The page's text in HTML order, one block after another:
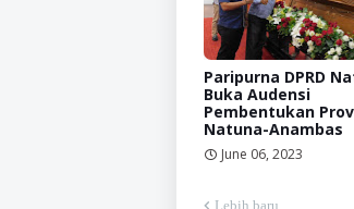
Paripurna DPRD
Buka Audensi
Pembentukan
Natuna-Anambas
June 06, 2023
Lebih baru